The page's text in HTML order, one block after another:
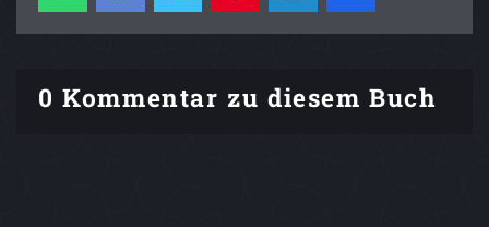
0 Kommentar zu diesem Buch